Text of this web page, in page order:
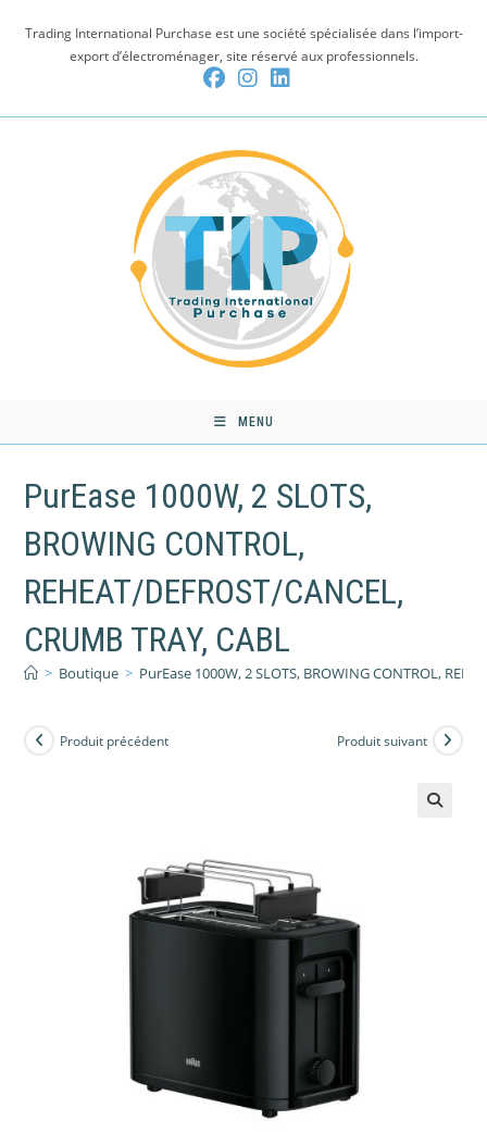
Trading International Purchase est une société spécialisée dans l’import-
export d’électroménager, site réservé aux professionnels.
MENU
PurEase 1000W, 2 SLOTS,
BROWING CONTROL,
REHEAT/DEFROST/CANCEL,
CRUMB TRAY, CABL
> Boutique > PurEase 1000W, 2 SLOTS, BROWING CONTROL,
Produit précédent Produit suivant